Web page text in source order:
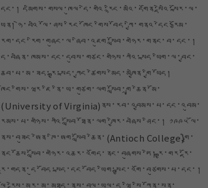
དང་། དམིགས་གསལ་ཁུལ་དེ་གའི་རྙིང་མའི་དགོན་སྡེའི་སྐོར་ལ་
ཡིན། ཉེ་བའི་ལོ་ཤས་རིང་ཁོང་གིས་བོད་ཀྱི་གནའ་དེང་རྩོམ་
རིག་དང་རིག་གཞུང་ལ་ཞིབ་འཇུག་སློབ་གཉེར་གནང་བ་དང་།
དེ་བཞིན་ཁམས་དང་དབུས་གཙང་གཉིས་ཀའི་སྐད་ཡིག་ལ་བྱང་
ཆུབ་པ་མ་ཟད་རྒྱ་སྐད་ཀྱང་ཚེགས་མེད་མཁྱེན་གྱི་ཡོད།
ཁོང་གིས་ཝར་ཇི་ནི་ཡ་གཙུག་ལག་སློབ་གྲྭ་ཆེན་མོ་
(University of Virginia)ནས་རབ་འབྱམས་པ་དང་འབུམ་
རམས་པ་གཉིས་ཀའི་སློབ་ཐོན་ལག་ཁྱེར་བཞེས་ཤིང་། ༡༩༩༥ ལོ་
ནས་བཟུང་ཨེན་ཊི་ཨག་སློབ་ཆེན་(Antioch College)གྱི་
ནང་ཆོས་སློབ་གཉེར་འཆར་འགོད་ནང་བཞུགས་ཏེ། རྒྱ་གར་རྡོ་
རྗེ་གདན་དུ་བོད་སྐད་དང་བོད་ཡིག་སྦྱང་འགོ་བཙུགས་པ་དང་།